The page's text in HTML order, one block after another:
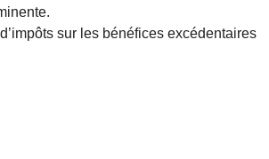
sur les bénéfices excédentaires